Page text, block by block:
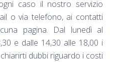
caso il nostro servizio
o via telefono, ai contatti
pagina. Dal lunedì al
e dalle 14,30 alle 18,00 i
dubbi riguardo i costi